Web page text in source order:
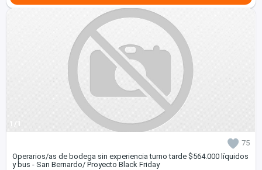
1/1
75
Operarios/as de bodega sin experiencia turno tarde $564.000 líquidos
y bus - San Bernardo/ Proyecto Black Friday